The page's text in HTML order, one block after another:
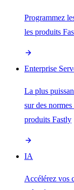
Programmez
les produits
Enterprise
La plus
sur des
produits Fastly
IA
Accélérez vos